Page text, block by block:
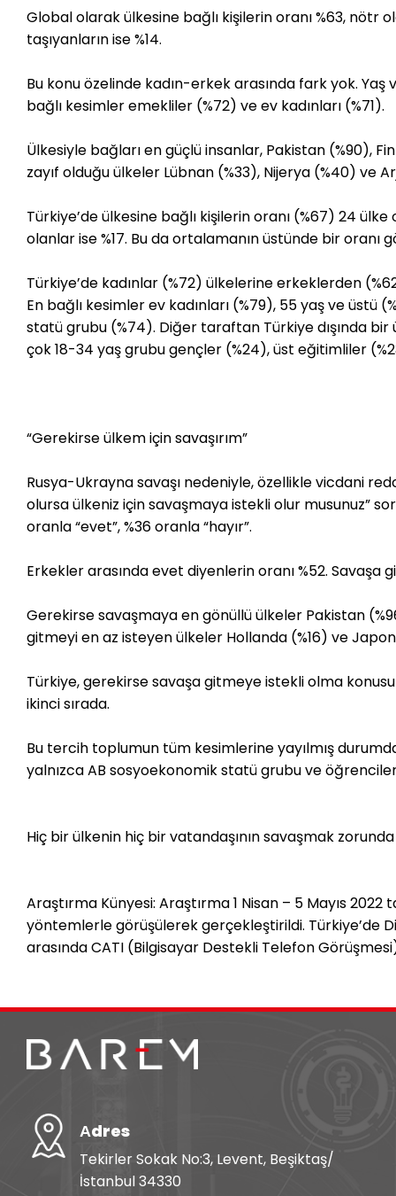
Global olarak ülkesine bağlı kişilerin oranı %63, nötr
taşıyanların ise %14.
Bu konu özelinde kadın-erkek arasında fark yok.
bağlı kesimler emekliler (%72) ve ev kadınları (%71).
Ülkesiyle bağları en güçlü insanlar, Pakistan (%90),
zayıf olduğu ülkeler Lübnan (%33), Nijerya (%40) ve
Türkiye’de ülkesine bağlı kişilerin oranı (%67) 24
olanlar ise %17. Bu da ortalamanın üstünde bir oranı
Türkiye’de kadınlar (%72) ülkelerine erkeklerden
En bağlı kesimler ev kadınları (%79), 55 yaş ve üstü
statü grubu (%74). Diğer taraftan Türkiye dışında
çok 18-34 yaş grubu gençler (%24), üst eğitimliler
“Gerekirse ülkem için savaşırım”
Rusya-Ukrayna savaşı nedeniyle, özellikle vicdani
olursa ülkeniz için savaşmaya istekli olur musunuz”
oranla “evet”, %36 oranla “hayır”.
Erkekler arasında evet diyenlerin oranı %52.
Gerekirse savaşmaya en gönüllü ülkeler Pakistan
gitmeyi en az isteyen ülkeler Hollanda (%16) ve
Türkiye, gerekirse savaşa gitmeye istekli olma
ikinci sırada.
Bu tercih toplumun tüm kesimlerine yayılmış
yalnızca AB sosyoekonomik statü grubu ve
Hiç bir ülkenin hiç bir vatandaşının savaşmak
Araştırma Künyesi: Araştırma 1 Nisan – 5 Mayıs
yöntemlerle görüşülerek gerçekleştirildi. Türkiye’de
arasında CATI (Bilgisayar Destekli Telefon
Аdres
Tekirler Sokak No:3, Levent, Beşiktaş/
İstanbul 34330